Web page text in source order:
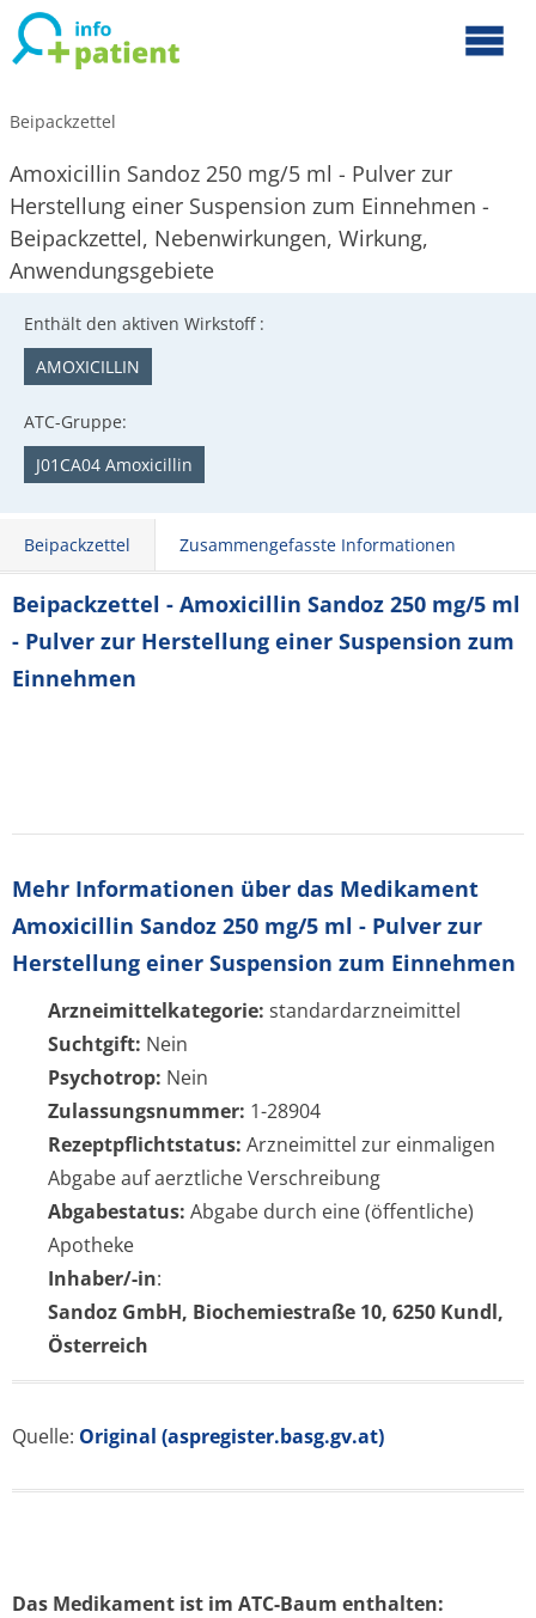
Beipackzettel
Amoxicillin Sandoz 250 mg/5 ml - Pulver zur
Herstellung einer Suspension zum Einnehmen -
Beipackzettel, Nebenwirkungen, Wirkung,
Anwendungsgebiete
Enthält den aktiven Wirkstoff :
AMOXICILLIN
ATC-Gruppe:
J01CA04 Amoxicillin
Beipackzettel Zusammengefasste Informationen
Beipackzettel - Amoxicillin Sandoz 250 mg/5 ml
- Pulver zur Herstellung einer Suspension zum
Einnehmen
Mehr Informationen über das Medikament
Amoxicillin Sandoz 250 mg/5 ml - Pulver zur
Herstellung einer Suspension zum Einnehmen
Arzneimittelkategorie: standardarzneimittel
Suchtgift: Nein
Psychotrop: Nein
Zulassungsnummer: 1-28904
Rezeptpflichtstatus: Arzneimittel zur einmaligen
Abgabe auf aerztliche Verschreibung
Abgabestatus: Abgabe durch eine (öffentliche)
Apotheke
Inhaber/-in:
Sandoz GmbH, Biochemiestraße 10, 6250 Kundl,
Österreich
Quelle: Original (aspregister.basg.gv.at)
Das Medikament ist im ATC-Baum enthalten: